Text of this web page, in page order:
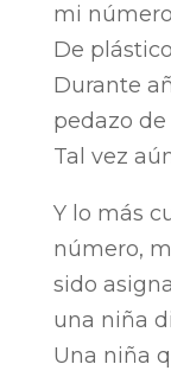
mi
De
Durante
pedazo
Tal vez
Y lo más
número,
sido
una niña
Una niña